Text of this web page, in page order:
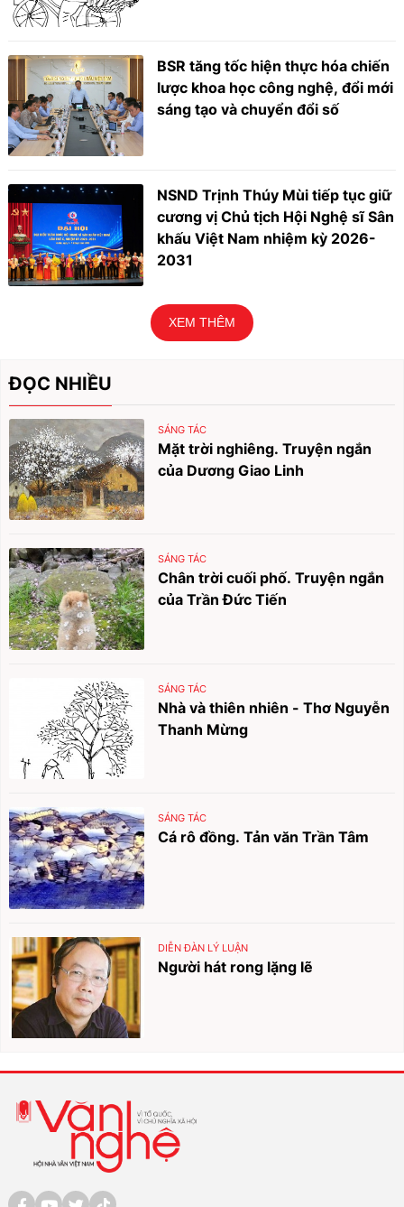
BSR tăng tốc hiện thực hóa chiến
lược khoa học công nghệ, đổi mới
sáng tạo và chuyển đổi số
NSND Trịnh Thúy Mùi tiếp tục giữ
cương vị Chủ tịch Hội Nghệ sĩ Sân
khấu Việt Nam nhiệm kỳ 2026-
2031
XEM THÊM
ĐỌC NHIỀU
SÁNG TÁC
Mặt trời nghiêng. Truyện ngắn
của Dương Giao Linh
SÁNG TÁC
Chân trời cuối phố. Truyện ngắn
của Trần Đức Tiến
SÁNG TÁC
Nhà và thiên nhiên - Thơ Nguyễn
Thanh Mừng
SÁNG TÁC
Cá rô đồng. Tản văn Trần Tâm
DIỄN ĐÀN LÝ LUẬN
Người hát rong lặng lẽ